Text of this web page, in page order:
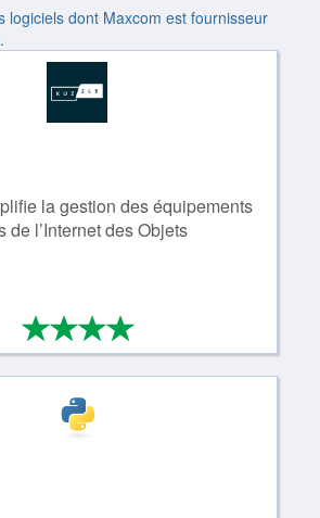
logiciels dont Maxcom est fournisseur
la gestion des équipements
de l’Internet des Objets
****
4/4